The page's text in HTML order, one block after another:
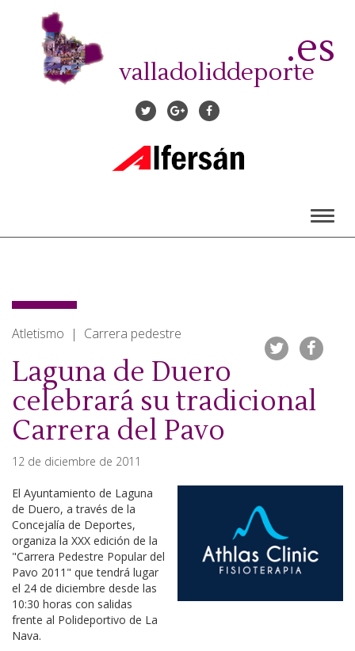
contenido
valladoliddeporte
.es
Atletismo | Carrera pedestre
Laguna de Duero
celebrará su tradicional
Carrera del Pavo
12 de diciembre de 2011
El Ayuntamiento de Laguna
de Duero, a través de la
Concejalía de Deportes,
organiza la XXX edición de la
"Carrera Pedestre Popular del
Pavo 2011" que tendrá lugar
el 24 de diciembre desde las
10:30 horas con salidas
frente al Polideportivo de La
Nava.